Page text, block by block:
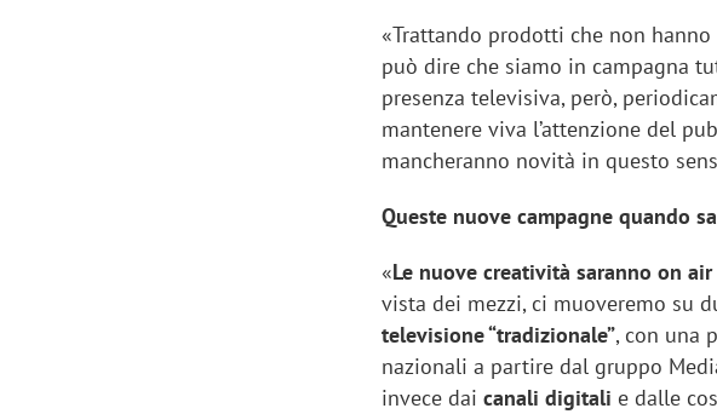
«Trattando prodotti che non
può dire che siamo in campagna
presenza televisiva, però,
mantenere viva l’attenzione del
mancheranno novità in questo
Queste nuove campagne quando
«Le nuove creatività saranno on
vista dei mezzi, ci muoveremo su
televisione “tradizionale”, con una
nazionali a partire dal gruppo
invece daicanali digitali e dalle